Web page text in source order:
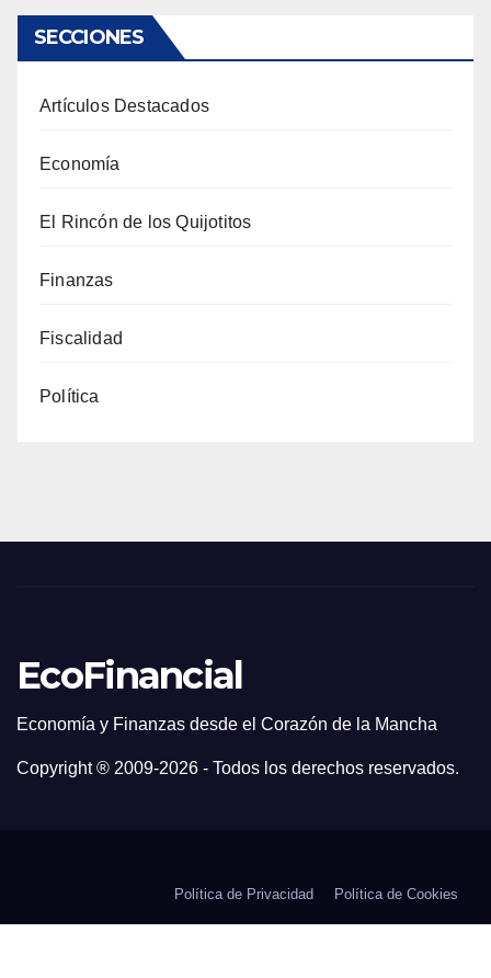
SECCIONES
Artículos Destacados
Economía
El Rincón de los Quijotitos
Finanzas
Fiscalidad
Política
EcoFinancial
Economía y Finanzas desde el Corazón de la Mancha
Copyright ® 2009-2026 - Todos los derechos reservados.
Política de Privacidad Política de Cookies